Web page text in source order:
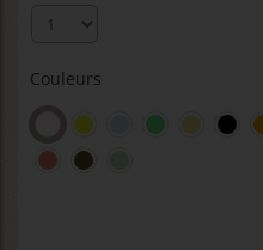
Couleurs